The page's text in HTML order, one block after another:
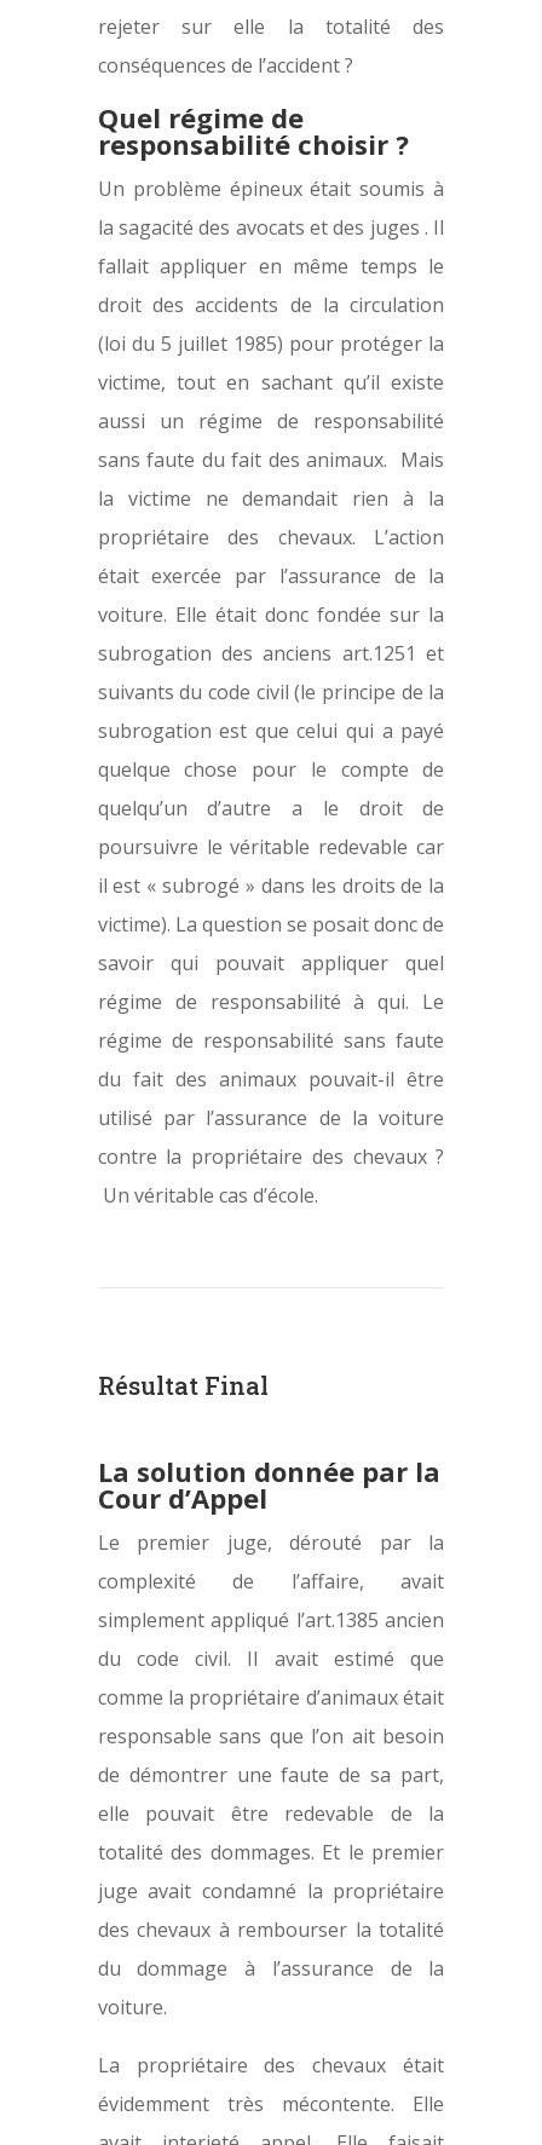
rejeter sur elle la totalité des
conséquences de l’accident ?
Quel régime de
responsabilité choisir ?
Un problème épineux était soumis à
la sagacité des avocats et des juges . Il
fallait appliquer en même temps le
droit des accidents de la circulation
(loi du 5 juillet 1985) pour protéger la
victime, tout en sachant qu’il existe
aussi un régime de responsabilité
sans faute du fait des animaux. Mais
la victime ne demandait rien à la
propriétaire des chevaux. L’action
était exercée par l’assurance de la
voiture. Elle était donc fondée sur la
subrogation des anciens art.1251 et
suivants du code civil (le principe de la
subrogation est que celui qui a payé
quelque chose pour le compte de
quelqu’un d’autre a le droit de
poursuivre le véritable redevable car
il est « subrogé » dans les droits de la
victime). La question se posait donc de
savoir qui pouvait appliquer quel
régime de responsabilité à qui. Le
régime de responsabilité sans faute
du fait des animaux pouvait-il être
utilisé par l’assurance de la voiture
contre la propriétaire des chevaux ?
Un véritable cas d’école.
Résultat Final
La solution donnée par la
Cour d’Appel
Le premier juge, dérouté par la
complexité de l’affaire, avait
simplement appliqué l’art.1385 ancien
du code civil. Il avait estimé que
comme la propriétaire d’animaux était
responsable sans que l’on ait besoin
de démontrer une faute de sa part,
elle pouvait être redevable de la
totalité des dommages. Et le premier
juge avait condamné la propriétaire
des chevaux à rembourser la totalité
du dommage à l’assurance de la
voiture.
La propriétaire des chevaux était
évidemment très mécontente. Elle